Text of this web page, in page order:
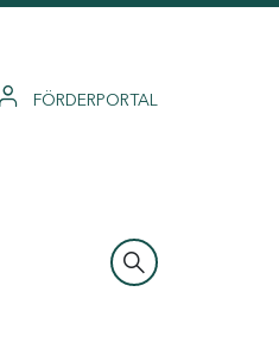
FÖRDERPORTAL